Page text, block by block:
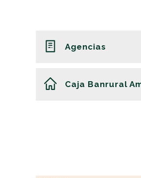
Agencias
Caja Banrural